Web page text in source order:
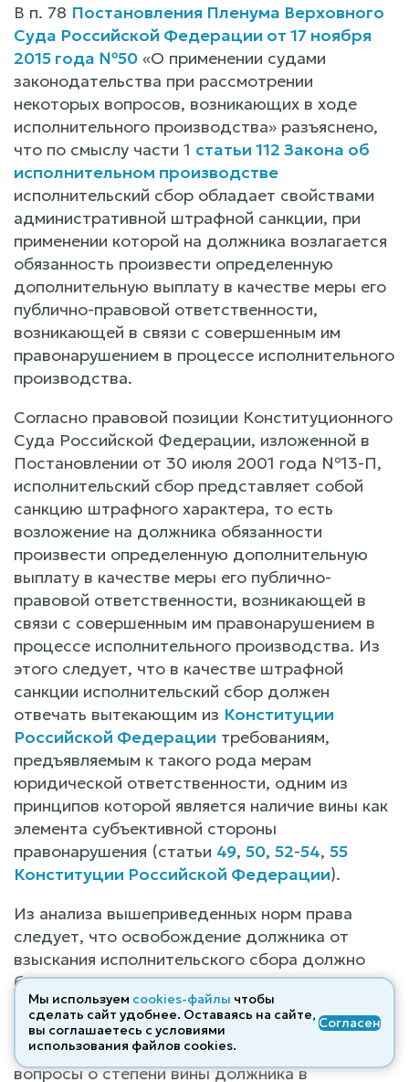
В п. 78 Постановления Пленума Верховного
Суда Российской Федерации от 17 ноября
2015 года №50 «О применении судами
законодательства при рассмотрении
некоторых вопросов, возникающих в ходе
исполнительного производства» разъяснено,
что по смыслу части 1 статьи 112 Закона об
исполнительном производстве
исполнительский сбор обладает свойствами
административной штрафной санкции, при
применении которой на должника возлагается
обязанность произвести определенную
дополнительную выплату в качестве меры его
публично-правовой ответственности,
возникающей в связи с совершенным им
правонарушением в процессе исполнительного
производства.
Согласно правовой позиции Конституционного
Суда Российской Федерации, изложенной в
Постановлении от 30 июля 2001 года №13-П,
исполнительский сбор представляет собой
санкцию штрафного характера, то есть
возложение на должника обязанности
произвести определенную дополнительную
выплату в качестве меры его публично-
правовой ответственности, возникающей в
связи с совершенным им правонарушением в
процессе исполнительного производства. Из
этого следует, что в качестве штрафной
санкции исполнительский сбор должен
отвечать вытекающим из Конституции
Российской Федерации требованиям,
предъявляемым к такого рода мерам
юридической ответственности, одним из
принципов которой является наличие вины как
элемента субъективной стороны
правонарушения (статьи 49, 50, 52-54, 55
Конституции Российской Федерации).
Из анализа вышеприведенных норм права
следует, что освобождение должника от
взыскания исполнительского сбора должно
быть связано с отсутствием его вины в
нарушении установленных сроков для
добровольного исполнения требований
исполнительного документа. Следовательно,
вопросы о степени вины должника в
Мы используем cookies-файлы чтобы
сделать сайт удобнее. Оставаясь на сайте,
вы соглашаетесь с условиями
использования файлов cооkies.
Согласен